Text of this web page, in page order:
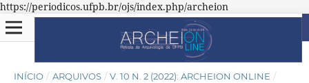
https://periodicos.ufpb.br/ojs/index.php/archeion
INÍCIO / ARQUIVOS / V. 10 N. 2 (2022): ARCHEION ONLINE /